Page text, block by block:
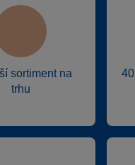
sortiment na
trhu